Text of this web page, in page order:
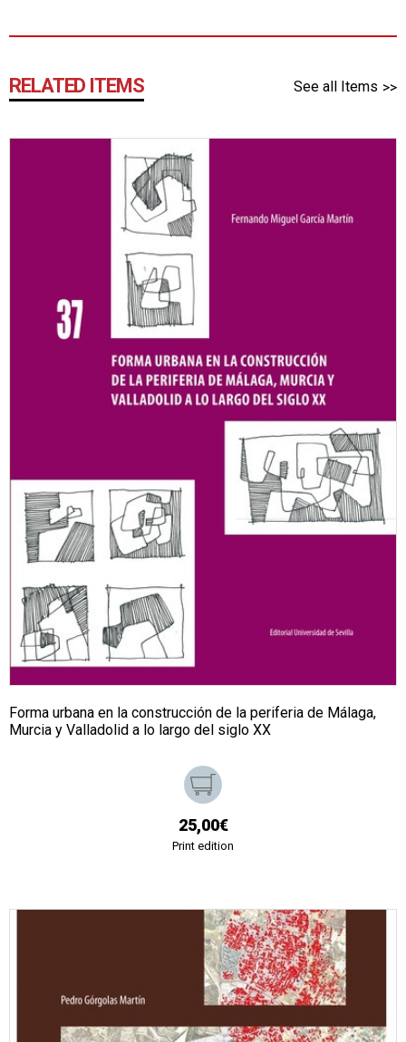
RELATED ITEMS See all Items
Forma urbana en la construcción de la periferia de Málaga,
Murcia y Valladolid a lo largo del siglo XX
25,00€
Print edition